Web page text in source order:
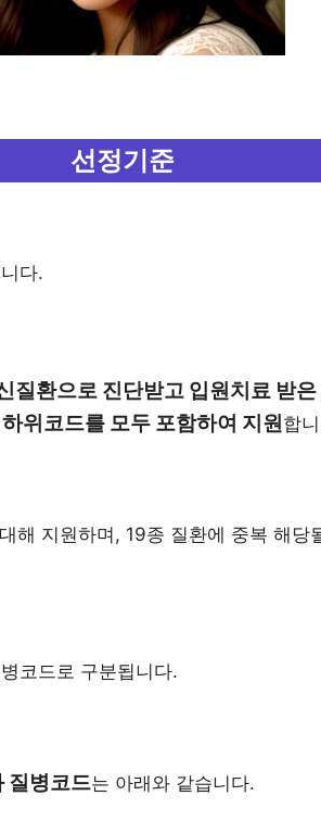
선정기준
다.
질환으로 진단받고 입원치료 받
위코드를 모두 포함하여 지원합
해 지원하며, 19종 질환에 중복 해당
코드로 구분됩니다.
질병코드는 아래와 같습니다.